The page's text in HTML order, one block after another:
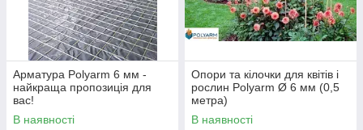
Арматура Polyarm 6 мм -
найкраща пропозиція для
вас!
В наявності
Опори та кілочки для квітів і
рослин Polyarm Ø 6 мм (0,5
метра)
В наявності